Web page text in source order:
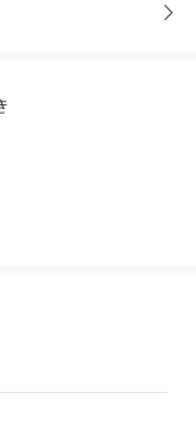
からお問い合わせく